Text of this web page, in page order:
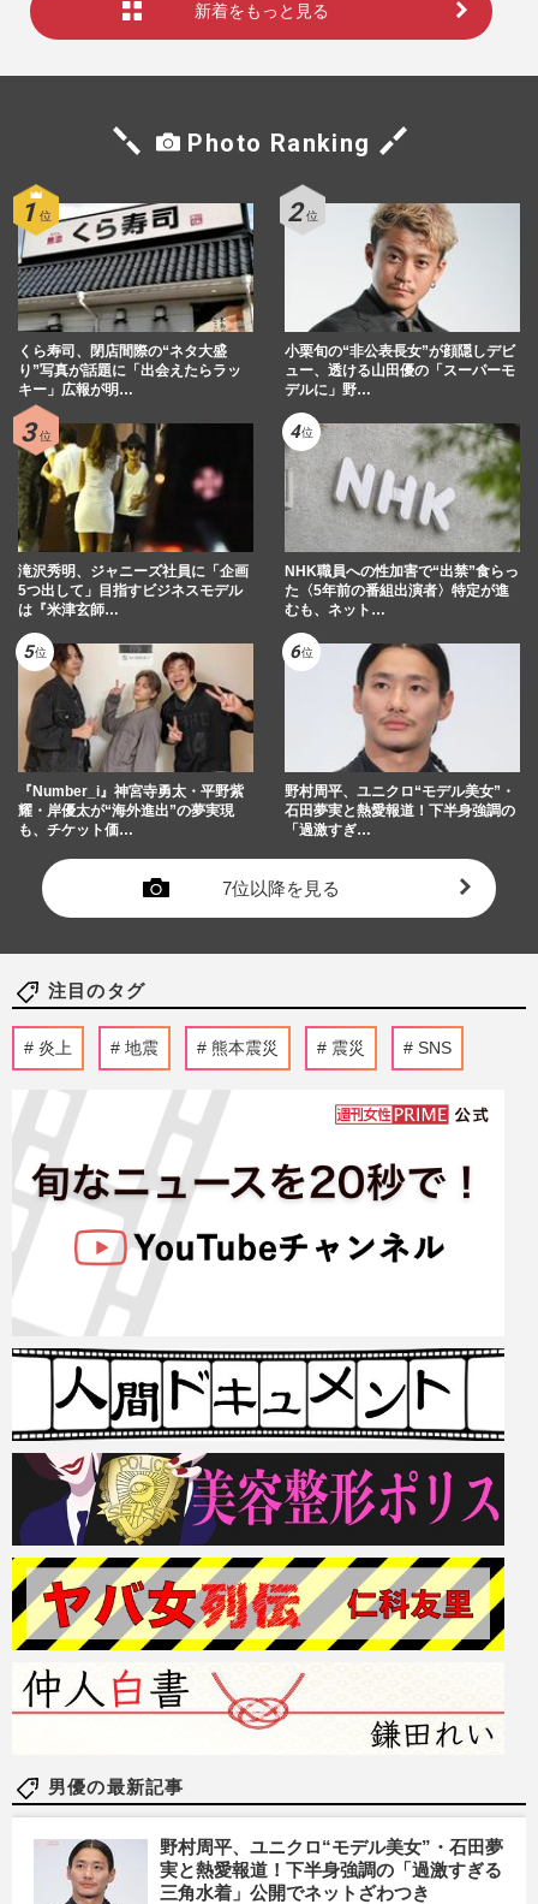
新着をもっと見る
Photo Ranking
くら寿司、閉店間際の“ネタ大盛
り”写真が話題に「出会えたらラッ
キー」広報が明…
小栗旬の“非公表長女”が顔隠しデビ
ュー、透ける山田優の「スーパーモ
デルに」野…
滝沢秀明、ジャニーズ社員に「企画
5つ出して」目指すビジネスモデル
は『米津玄師…
NHK職員への性加害で“出禁”食らっ
た〈5年前の番組出演者〉特定が進
むも、ネット…
『Number_i』神宮寺勇太・平野紫
耀・岸優太が“海外進出”の夢実現
も、チケット価…
野村周平、ユニクロ“モデル美女”・
石田夢実と熱愛報道！下半身強調の
「過激すぎ…
7位以降を見る
注目のタグ
炎上 地震 熊本震災 震災 SNS
男優の最新記事
野村周平、ユニクロ“モデル美女”・石田夢
実と熱愛報道！下半身強調の「過激すぎる
三角水着」公開でネットざわつき